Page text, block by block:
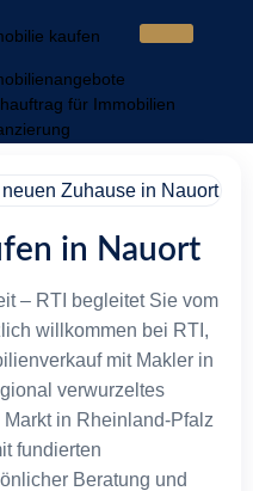
kaufen
für Immobilien
& Nachbetreuung
& Lösungen
mit Makler
in Nauort
– RTI begleitet Sie vom
willkommen bei RTI,
mit Makler in
verwurzeltes
in Rheinland-Pfalz
fundierten
Beratung und